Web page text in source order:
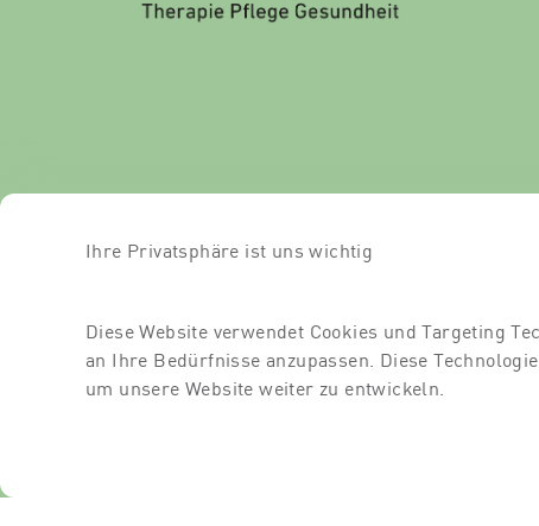
Ihre Privatsphäre ist uns wichtig
Diese Website verwendet Cookies und Targeting
an Ihre Bedürfnisse anzupassen. Diese
um unsere Website weiter zu entwickeln.